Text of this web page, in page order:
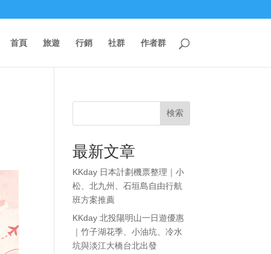
首頁 旅遊 行銷 社群 作者群
検索
最新文章
KKday 日本計劃機票整理｜小
松、北九州、石垣島自由行航
班方案推薦
KKday 北投陽明山一日遊優惠
｜竹子湖花季、小油坑、冷水
坑與淡江大橋台北出發